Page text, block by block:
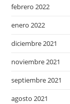
febrero 2022
enero 2022
diciembre 2021
noviembre 2021
septiembre 2021
agosto 2021